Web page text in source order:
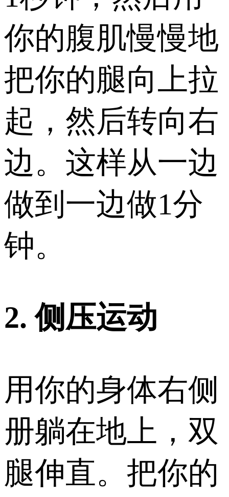
你的腹肌慢慢地
把你的腿向上拉
起，然后转向右
边。这样从一边
做到一边做1分
钟。
2. 侧压运动
用你的身体右侧
册躺在地上，双
腿伸直。把你的